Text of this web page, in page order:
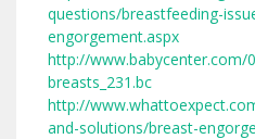
questions/breastfeeding-
engorgement.aspx
http://www.babycenter.com/
breasts_231.bc
http://
and-solutions/breast-